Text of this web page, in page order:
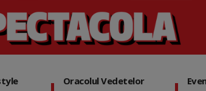
Oracolul Vedetelor